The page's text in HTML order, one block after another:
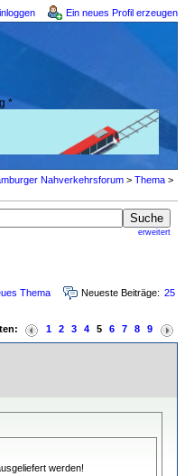
Ein neues Profil erzeugen
*
Nahverkehrsforum > Thema >
erweitert
Thema Neueste Beiträge: 25
1 2 3 4 5 6 7 8 9
werden!